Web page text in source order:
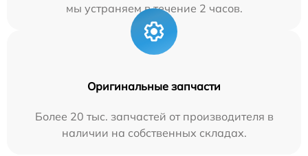
мы устраняем в течение 2 часов.
Оригинальные запчасти
Более 20 тыс. запчастей от производителя в
наличии на собственных складах.